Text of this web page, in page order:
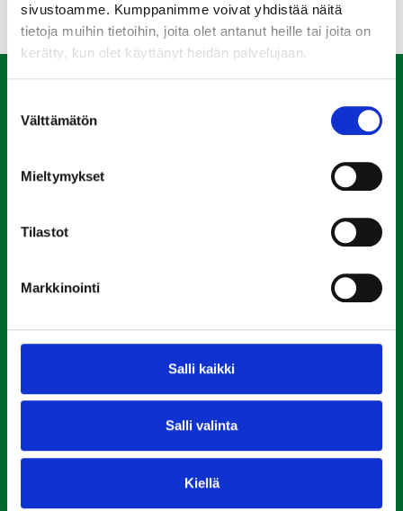
sivustoamme. Kumppanimme voivat yhdistää näitä
tietoja muihin tietoihin, joita olet antanut heille tai joita on
kerätty, kun olet käyttänyt heidän palvelujaan.
valinta
Välttämätön
Mieltymykset
Tilastot
Markkinointi
Salli kaikki
Salli valinta
Kiellä
Toimisto avoinna:
ma, ke, to klo 9 – 12
Muina aikoina sovittaessa
Puhelinpalvelu:
ma, ke, to klo 13 – 15